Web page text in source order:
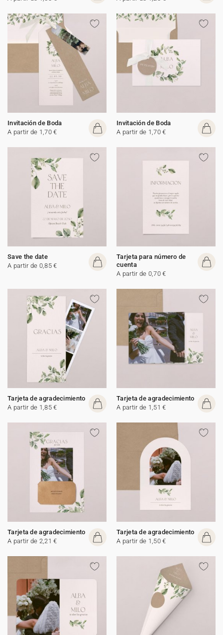
Invitación de Boda
A partir de 1,70 €
Invitación de Boda
A partir de 1,70 €
Save the date
A partir de 0,85 €
Tarjeta para número de
cuenta
A partir de 0,70 €
Tarjeta de agradecimiento
A partir de 1,85 €
Tarjeta de agradecimiento
A partir de 1,51 €
Tarjeta de agradecimiento
A partir de 2,21 €
Tarjeta de agradecimiento
A partir de 1,50 €